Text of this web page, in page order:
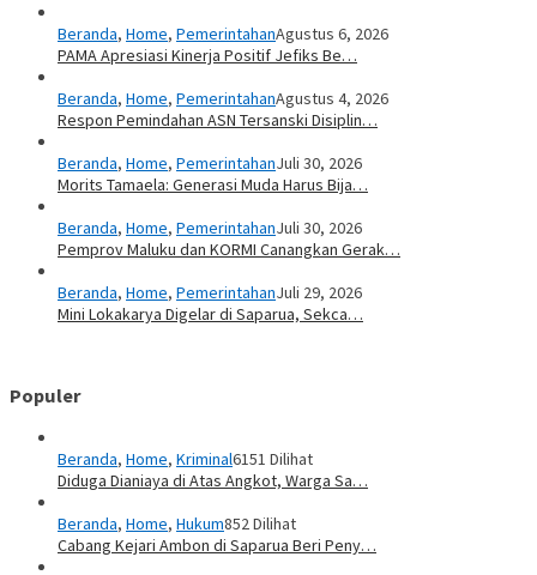
Beranda, Home, PemerintahanAgustus 6, 2026
PAMA Apresiasi Kinerja Positif Jefiks Be…
Beranda, Home, PemerintahanAgustus 4, 2026
Respon Pemindahan ASN Tersanski Disiplin…
Beranda, Home, PemerintahanJuli 30, 2026
Morits Tamaela: Generasi Muda Harus Bija…
Beranda, Home, PemerintahanJuli 30, 2026
Pemprov Maluku dan KORMI Canangkan Gerak…
Beranda, Home, PemerintahanJuli 29, 2026
Mini Lokakarya Digelar di Saparua, Sekca…
Populer
Beranda, Home, Kriminal6151 Dilihat
Diduga Dianiaya di Atas Angkot, Warga Sa…
Beranda, Home, Hukum852 Dilihat
Cabang Kejari Ambon di Saparua Beri Peny…